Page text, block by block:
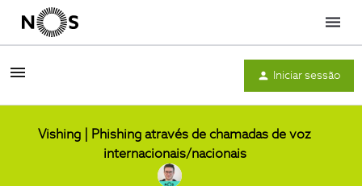
Menu
Iniciar sessão
Vishing | Phishing através de chamadas de voz
internacionais/nacionais